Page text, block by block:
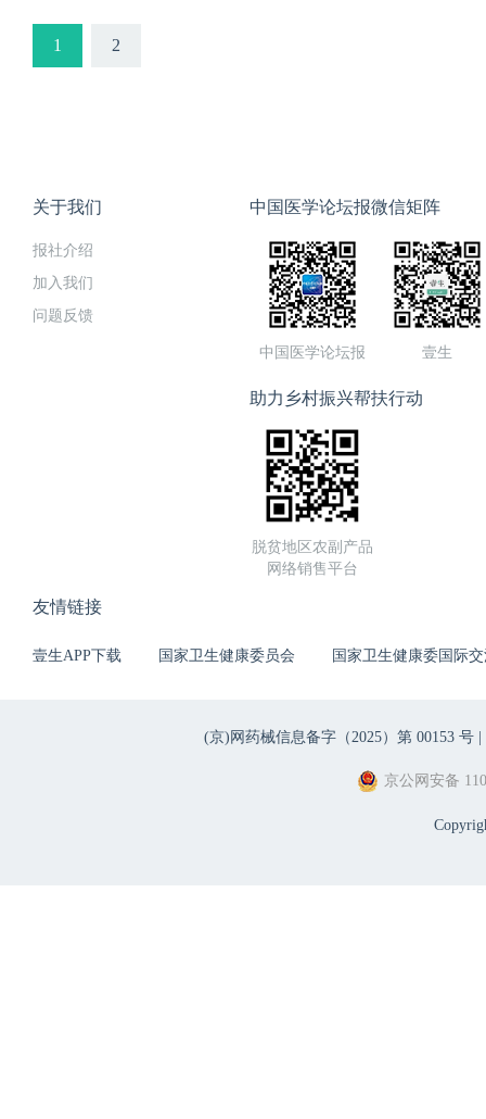
1 2
关于我们
报社介绍
加入我们
问题反馈
中国医学论坛报微信矩阵
中国医学论坛报 壹生
助力乡村振兴帮扶行动
脱贫地区农副产品
网络销售平台
友情链接
壹生APP下载 国家卫生健康委员会 国家卫生健康委国际
(京)网药械信息备字（2025）第 00153 号 |
京公网安备